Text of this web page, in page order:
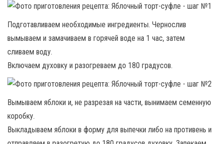
Подготавливаем необходимые ингредиенты. Чернослив
вымываем и замачиваем в горячей воде на 1 час, затем
сливаем воду.
Включаем духовку и разогреваем до 180 градусов.
Вымываем яблоки и, не разрезая на части, вынимаем семенную
коробку.
Выкладываем яблоки в форму для выпечки либо на противень и